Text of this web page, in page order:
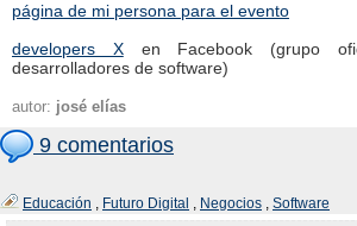
página de mi persona para el evento
developers Xen Facebook (grupo
desarrolladores de software)
autor: josé elías
9 comentarios
Educación , Futuro Digital , Negocios , Software